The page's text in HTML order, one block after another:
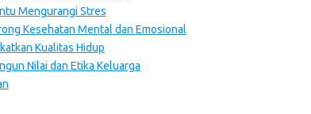
Mengurangi Stres
Kesehatan Mental dan Emosional
Kualitas Hidup
Nilai dan Etika Keluarga